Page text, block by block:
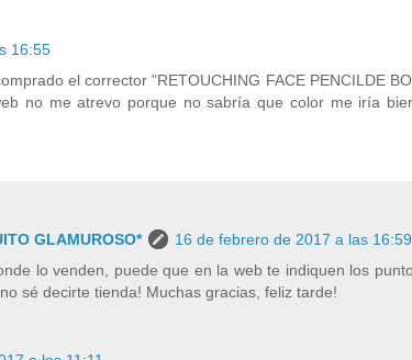
16:55
el corrector "RETOUCHING FACE PENCILDE
no me atrevo porque no sabría que color me iría
GLAMUROSO*
16 de febrero de 2017 a las 16:59
lo venden, puede que en la web te indiquen los
sé decirte tienda! Muchas gracias, feliz tarde!